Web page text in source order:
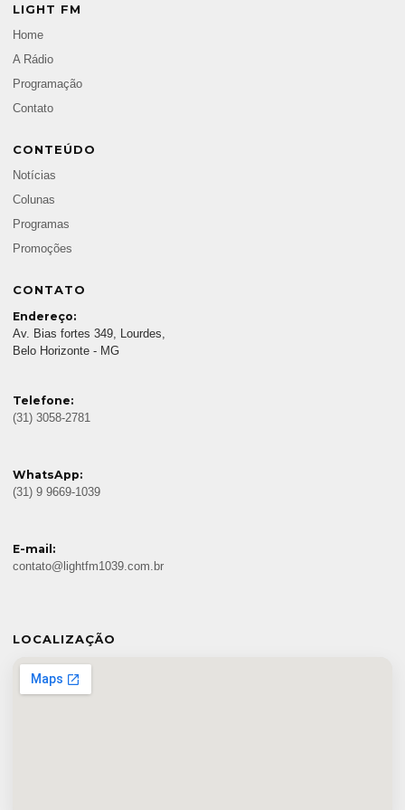
LIGHT FM
Home
A Rádio
Programação
Contato
CONTEÚDO
Notícias
Colunas
Programas
Promoções
CONTATO
Endereço:
Av. Bias fortes 349, Lourdes,
Belo Horizonte - MG
Telefone:
(31) 3058-2781
WhatsApp:
(31) 9 9669-1039
E-mail:
contato@lightfm1039.com.br
LOCALIZAÇÃO